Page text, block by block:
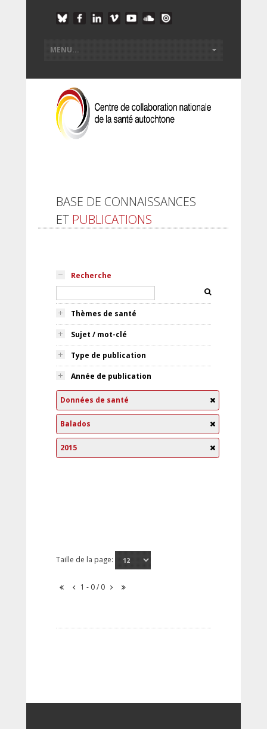
BASE DE CONNAISSANCES
ET PUBLICATIONS
Recherche
Thèmes de santé
Sujet / mot-clé
Type de publication
Année de publication
Données de santé
Balados
2015
Taille de la page:
1 - 0 / 0